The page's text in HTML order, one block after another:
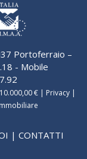
Portoferraio –
- Mobile
€ | Privacy |
| CONTATTI